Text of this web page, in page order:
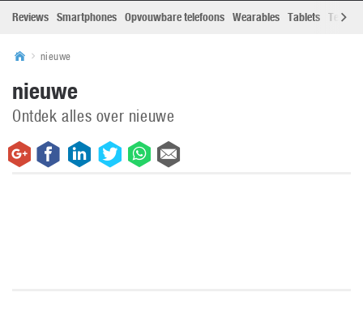
Reviews Smartphones Opvouwbare telefoons Wearables Tablets
nieuwe
nieuwe
Ontdek alles over nieuwe